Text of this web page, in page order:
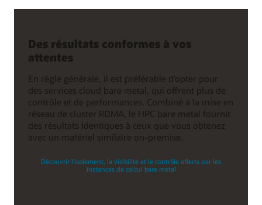
Des résultats conformes à vos
attentes
En règle générale, il est préférable d’opter pour
des services cloud bare metal, qui offrent plus de
contrôle et de performances. Combiné à la mise en
réseau de cluster RDMA, le HPC bare metal fournit
des résultats identiques à ceux que vous obtenez
avec un matériel similaire on-premise.
Découvrir l’isolement, la visibilité et le contrôle offerts par les
instances de calcul bare metal